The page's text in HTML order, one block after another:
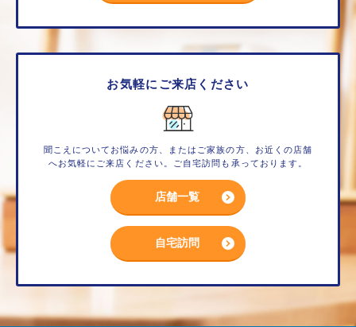
お気軽にご来店ください
聞こえについてお悩みの方、またはご家族の方、お近くの店舗
へお気軽にご来店ください。ご自宅訪問も承っております。
店舗一覧
自宅訪問